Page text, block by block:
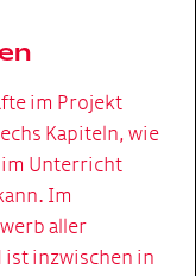
im Projekt
Kapiteln, wie
im Unterricht
Im
aller
ist inzwischen in